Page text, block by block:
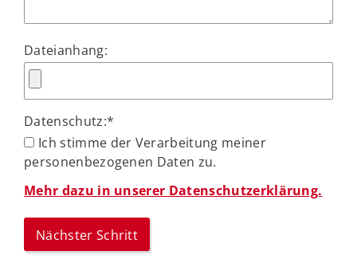
Dateianhang:
Datenschutz:*
Ich stimme der Verarbeitung meiner
personenbezogenen Daten zu.
Mehr dazu in unserer Datenschutzerklärung.